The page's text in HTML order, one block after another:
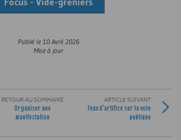
Publié le 10 Avril 2026
Mise à jour
RETOUR AU SOMMAIRE
Organiser une
manifestation
ARTICLE SUIVANT
Feux d’artifice sur la voie
publique